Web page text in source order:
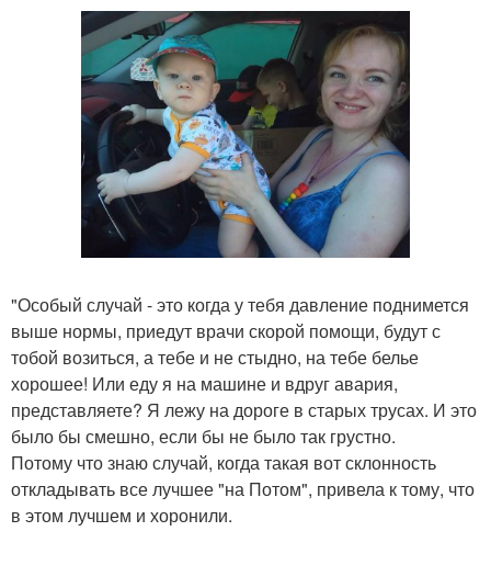
"Особый случай - это когда у тебя давление поднимется
выше нормы, приедут врачи скорой помощи, будут с
тобой возиться, а тебе и не стыдно, на тебе белье
хорошее! Или еду я на машине и вдруг авария,
представляете? Я лежу на дороге в старых трусах. И это
было бы смешно, если бы не было так грустно.
Потому что знаю случай, когда такая вот склонность
откладывать все лучшее "на Потом", привела к тому, что
в этом лучшем и хоронили.